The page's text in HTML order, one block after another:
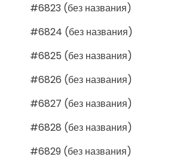
#6823 (без названия)
#6824 (без названия)
#6825 (без названия)
#6826 (без названия)
#6827 (без названия)
#6828 (без названия)
#6829 (без названия)